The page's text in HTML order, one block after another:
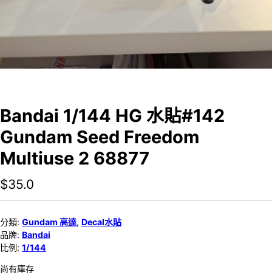
Bandai 1/144 HG 水貼#142
Gundam Seed Freedom
Multiuse 2 68877
$35.0
分類: Gundam 高達, Decal水貼
品牌: Bandai
比例: 1/144
尚有庫存